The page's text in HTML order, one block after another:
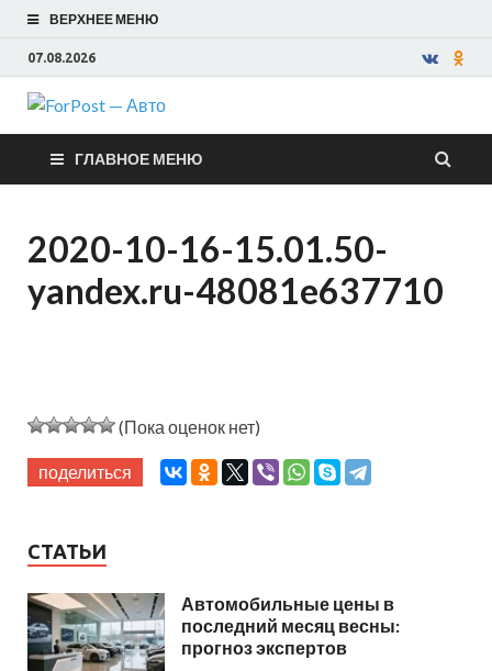
ВЕРХНЕЕ МЕНЮ
07.08.2026
ForPost —
Авто
ГЛАВНОЕ МЕНЮ
2020-10-16-15.01.50-
yandex.ru-48081e637710
(Пока оценок нет)
поделиться
СТАТЬИ
Автомобильные цены в
последний месяц весны:
прогноз экспертов